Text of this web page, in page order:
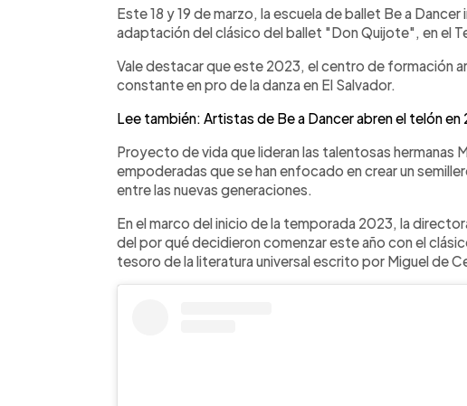
Escuchar artículo
Este 18 y 19 de marzo, la escuela de ballet Be a
adaptación del clásico del ballet "Don Quijote", en el
Vale destacar que este 2023, el centro de formación
constante en pro de la danza en El Salvador.
Lee también: Artistas de Be a Dancer abren el telón
Proyecto de vida que lideran las talentosas hermanas
empoderadas que se han enfocado en crear un
entre las nuevas generaciones.
En el marco del inicio de la temporada 2023, la
del por qué decidieron comenzar este año con el
tesoro de la literatura universal escrito por Miguel de